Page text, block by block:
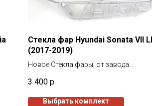
Стекла фар Hyundai Sonata VII
(2017-2019)
Новое Стёкла фары, от завода
защитным лаком как с наружи так и
изнутри.
3 400 р.
Выбрать комплект